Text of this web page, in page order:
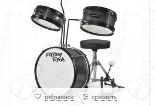
избранное сравнить